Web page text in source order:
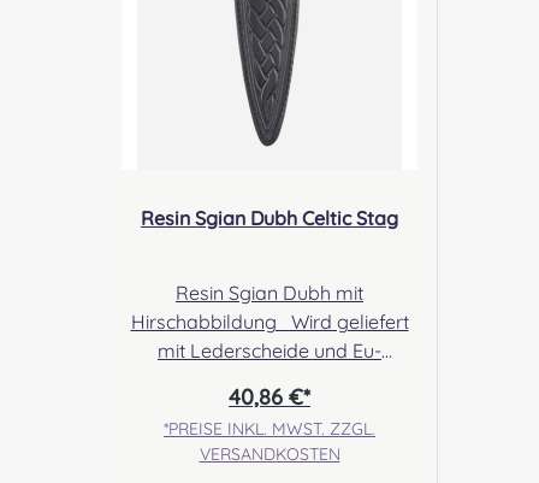
Resin Sgian Dubh Celtic Stag
Resin Sgian Dubh mit
Hirschabbildung Wird geliefert
mit Lederscheide und Eu-
Klinge Angabe zur
Produktsicherheit Hersteller: The
Sgian Dubh Company, 37 Kyle
40,86 €*
*PREISE INKL. MWST. ZZGL.
VERSANDKOSTEN